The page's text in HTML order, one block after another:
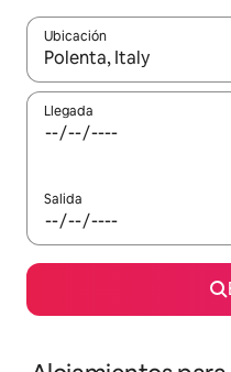
Ubicación
Cuando los resultados
Llegada
Salida